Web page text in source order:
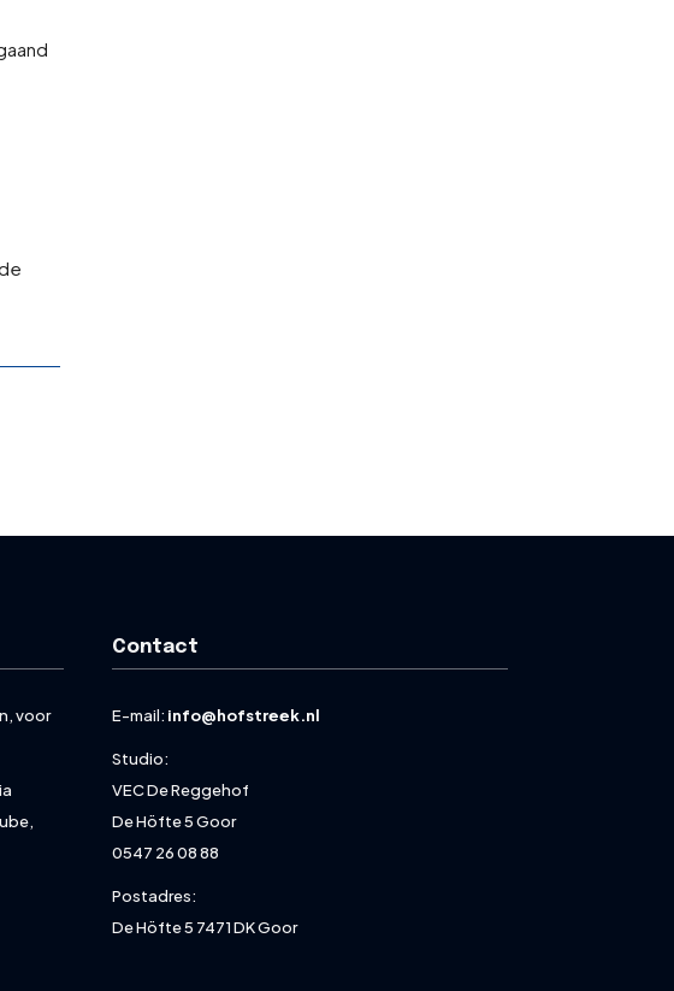
voor
Contact
E-mail: info@hofstreek.nl
Studio:
VEC De Reggehof
De Höfte 5 Goor
0547 26 08 88
Postadres:
De Höfte 5 7471 DK Goor